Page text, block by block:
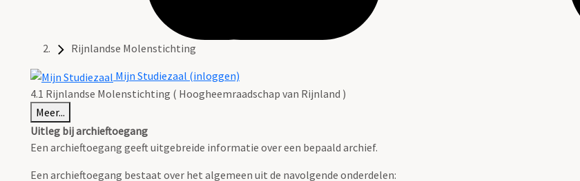
Rijnlandse Molenstichting
Mijn Studiezaal (inloggen)
4.1 Rijnlandse Molenstichting ( Hoogheemraadschap van Rijnland )
Meer...
Uitleg bij archieftoegang
Een archieftoegang geeft uitgebreide informatie over een bepaald archief.
Een archieftoegang bestaat over het algemeen uit de navolgende onderdelen: